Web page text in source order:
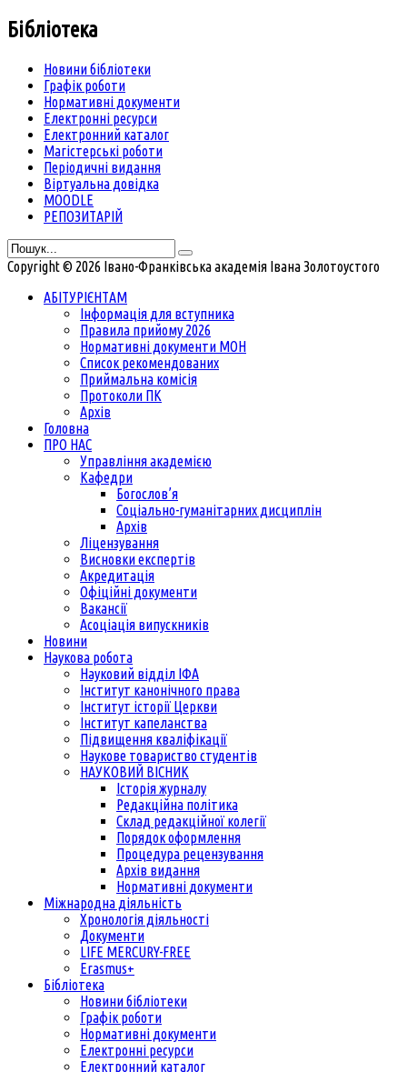
Бібліотека
Новини бібліотеки
Графік роботи
Нормативні документи
Електронні ресурси
Електронний каталог
Магістерські роботи
Періодичні видання
Віртуальна довідка
MOODLE
РЕПОЗИТАРІЙ
Copyright © 2026 Івано-Франківська академія Івана Золотоустого
АБІТУРІЄНТАМ
Інформація для вступника
Правила прийому 2026
Нормативні документи МОН
Список рекомендованих
Приймальна комісія
Протоколи ПК
Архів
Головна
ПРО НАС
Управління академією
Кафедри
Богослов’я
Соціально-гуманітарних дисциплін
Архів
Ліцензування
Висновки експертів
Акредитація
Офіційні документи
Вакансії
Асоціація випускників
Новини
Наукова робота
Науковий відділ ІФА
Інститут канонічного права
Інститут історії Церкви
Інститут капеланства
Підвищення кваліфікації
Наукове товариство студентів
НАУКОВИЙ ВІСНИК
Історія журналу
Редакційна політика
Склад редакційної колегії
Порядок оформлення
Процедура рецензування
Архів видання
Нормативні документи
Міжнародна діяльність
Хронологія діяльності
Документи
LIFE MERCURY-FREE
Erasmus+
Бібліотека
Новини бібліотеки
Графік роботи
Нормативні документи
Електронні ресурси
Електронний каталог